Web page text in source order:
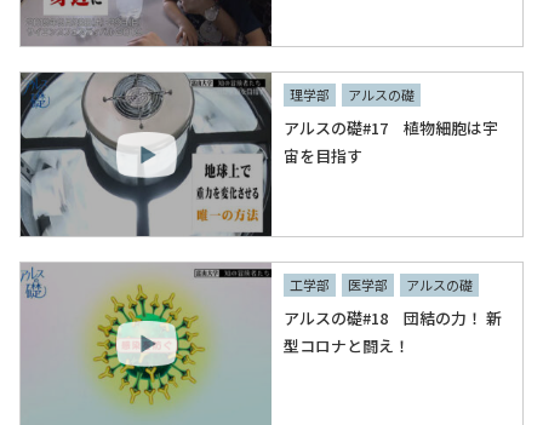
理学部 アルスの礎
アルスの礎#17 植物細胞は宇
宙を目指す
工学部 医学部 アルスの礎
アルスの礎#18 団結の力！ 新
型コロナと闘え！